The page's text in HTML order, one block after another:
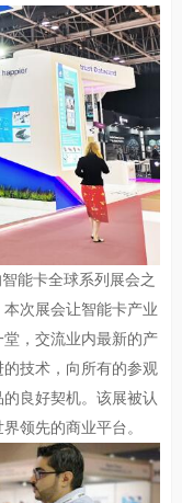
能卡全球系列展会之
次展会让智能卡产业
，交流业内最新的产
技术，向所有的参观
良好契机。该展被认
领先的商业平台。